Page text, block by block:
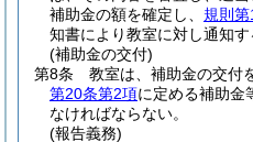
補助金の額を確定し、 規則第
知書により教室に対し通知す
(補助金の交付)
第8条
教室は、補助金の交付
第20条第2項に定める補助金
なければならない。
(報告義務)